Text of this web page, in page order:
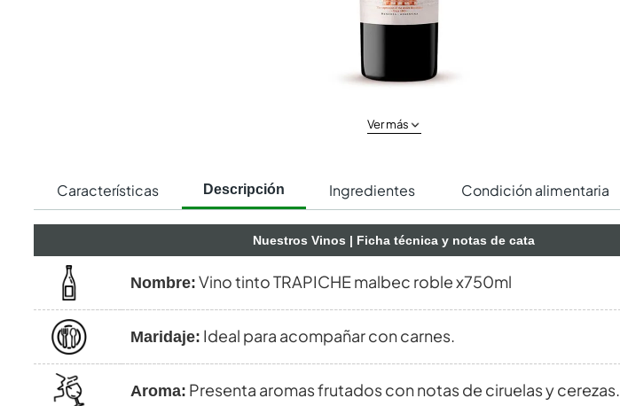
Ver más
Características Descripción Ingredientes Condición alimentaria
Nuestros Vinos | Ficha técnica y notas de cata
Nombre: Vino tinto TRAPICHE malbec roble x750ml
Maridaje: Ideal para acompañar con carnes.
Aroma: Presenta aromas frutados con notas de ciruelas y cerezas.